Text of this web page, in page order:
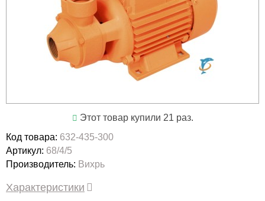
Этот товар купили 21 раз.
Код товара: 632-435-300
Артикул: 68/4/5
Производитель: Вихрь
Характеристики